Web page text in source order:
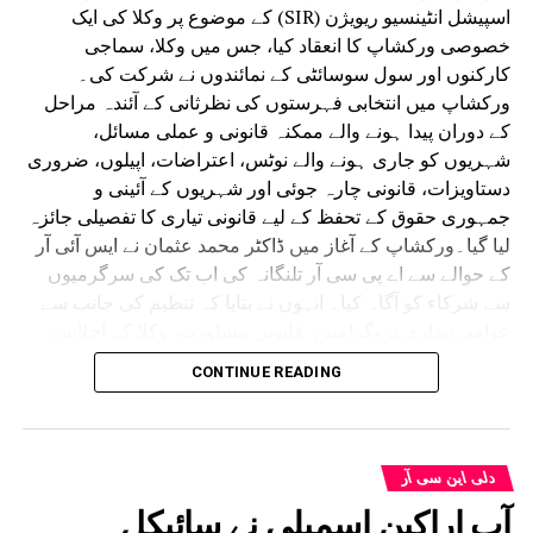
اسپیشل انٹینسیو ریویژن (SIR) کے موضوع پر وکلا کی ایک
خصوصی ورکشاپ کا انعقاد کیا، جس میں وکلا، سماجی
کارکنوں اور سول سوسائٹی کے نمائندوں نے شرکت کی۔
ورکشاپ میں انتخابی فہرستوں کی نظرثانی کے آئندہ مراحل
کے دوران پیدا ہونے والے ممکنہ قانونی و عملی مسائل،
شہریوں کو جاری ہونے والے نوٹس، اعتراضات، اپیلوں، ضروری
دستاویزات، قانونی چارہ جوئی اور شہریوں کے آئینی و
جمہوری حقوق کے تحفظ کے لیے قانونی تیاری کا تفصیلی جائزہ
لیا گیا۔ورکشاپ کے آغاز میں ڈاکٹر محمد عثمان نے ایس آئی آر
کے حوالے سے اے پی سی آر تلنگانہ کی اب تک کی سرگرمیوں
رضاکاروں کی شمولیت، ضلعی سطح پر کوارڈی نیشن اور دیگر
ضروری اقدامات کے ذریعے شہریوں کی معاونت کی تیاری کی
انتظامی تیاری مکمل کی جانی چاہیے، تاکہ شہری اپنے حقوق،
متعلقہ طریقۂ کار اور دستیاب قانونی معاونت سے بروقت
CONTINUE READING
دلی این سی آر
آپ اراکین اسمبلی نے سائیکل